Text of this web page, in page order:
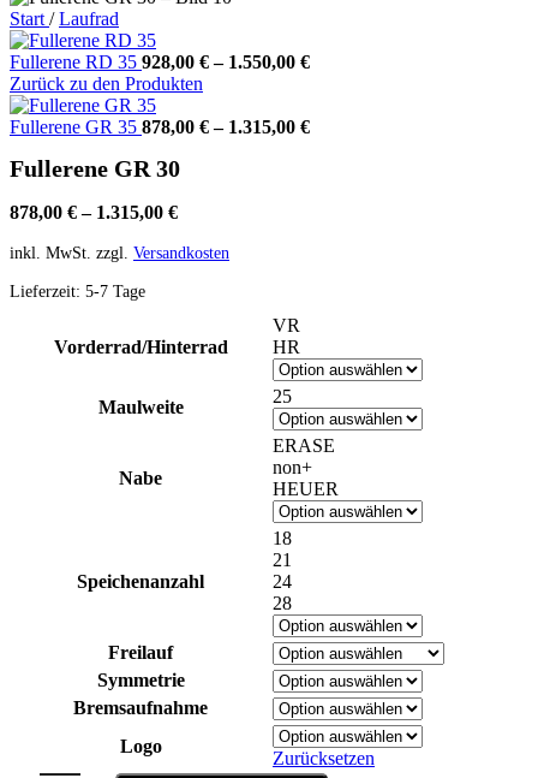
Start / Laufrad
Fullerene RD 35 928,00 €– 1.550,00 €
Zurück zu den Produkten
Fullerene GR 35 878,00 €– 1.315,00 €
Fullerene GR 30
878,00 €– 1.315,00 €
inkl. MwSt. zzgl. Versandkosten
Lieferzeit: 5-7 Tage
Vorderrad/Hinterrad
VR
HR
Maulweite
25
Nabe
ERASE
non+
HEUER
Speichenanzahl
18
21
24
28
Freilauf
Symmetrie
Bremsaufnahme
Logo
Zurücksetzen